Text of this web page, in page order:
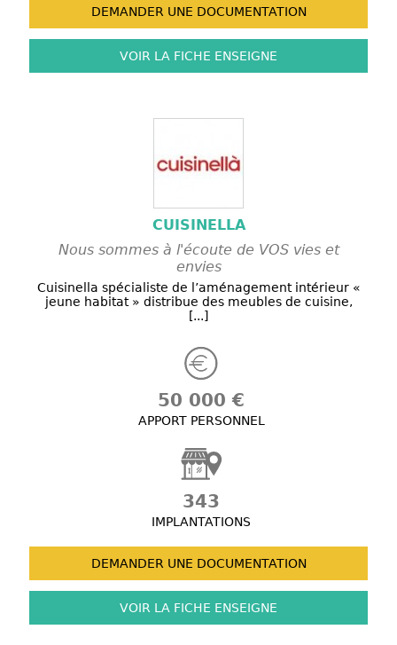
DEMANDER UNE DOCUMENTATION
VOIR LA FICHE ENSEIGNE
CUISINELLA
Nous sommes à l'écoute de VOS vies et
envies
Cuisinella spécialiste de l’aménagement intérieur «
jeune habitat » distribue des meubles de cuisine,
[...]
50 000 €
APPORT PERSONNEL
343
IMPLANTATIONS
DEMANDER UNE DOCUMENTATION
VOIR LA FICHE ENSEIGNE